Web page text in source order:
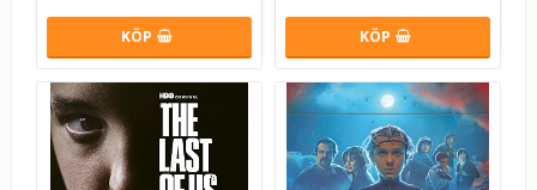
KÖP KÖP